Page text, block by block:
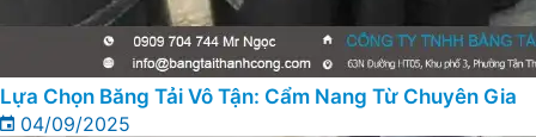
Lựa Chọn Băng Tải Vô Tận: Cẩm Nang Từ Chuyên Gia
04/09/2025